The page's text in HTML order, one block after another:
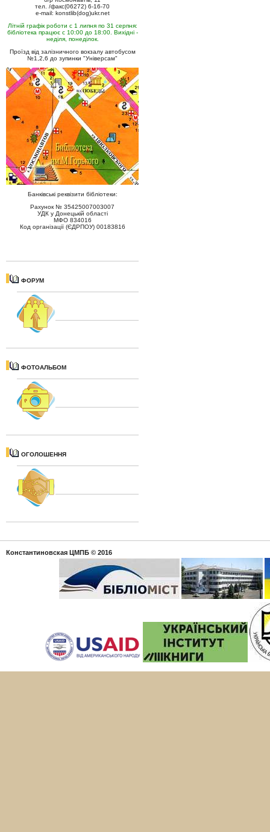
тел. /факс(06272) 6-16-70
e-mail: konstlib(dog)ukr.net
Літній графік роботи с 1 липня по 31 серпня:
бібліотека працює с 10:00 до 18:00. Вихідні -
неділя, понеділок.
Проїзд від залізничного вокзалу автобусом
№1,2,6 до зупинки "Універсам"
Банківські реквізити бібліотеки:
Рахунок № 35425007003007
УДК у Донецькій області
МФО 834016
Код організації (ЄДРПОУ) 00183816
ФОРУМ
ФОТОАЛЬБОМ
ОГОЛОШЕННЯ
Константиновская ЦМПБ © 2016